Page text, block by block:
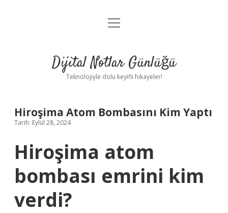
Anasayfa
Yasal Uyarı
menüyü
Dijital Notlar Günlüğü
Teknolojiyle dolu keyifli hikayeler!
Hiroşima Atom Bombasını Kim Yaptı
Tarih: Eylül 28, 2024
Hiroşima atom
bombası emrini kim
verdi?